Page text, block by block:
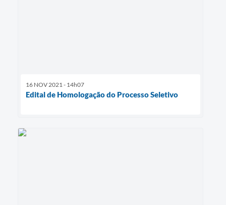
16 NOV 2021 - 14h07
Edital de Homologação do Processo Seletivo